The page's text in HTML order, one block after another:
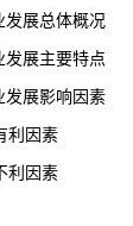
总体概况
主要特点
影响因素
因素
因素